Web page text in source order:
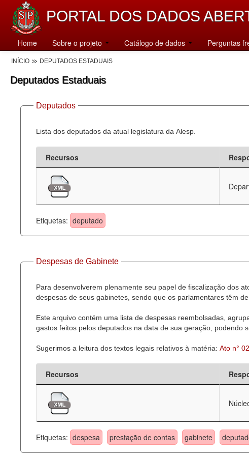
PORTAL DOS DADOS
Home Sobre o projeto Catálogo de dados Perguntas
INÍCIO DEPUTADOS ESTADUAIS
Deputados Estaduais
Deputados
Lista dos deputados da atual legislatura da Alesp.
Recursos
Etiquetas: deputado
Despesas de Gabinete
Para desenvolverem plenamente seu papel de fiscalização dos
despesas de seus gabinetes, sendo que os parlamentares têm
Este arquivo contém uma lista de despesas reembolsadas,
gastos feitos pelos deputados na data de sua geração, podendo
Sugerimos a leitura dos textos legais relativos à matéria: Ato n°
Recursos
Etiquetas: despesa prestação de contas gabinete